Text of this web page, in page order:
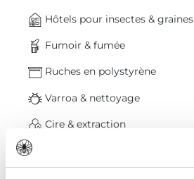
Hôtels pour insectes & graines
Fumoir & fumée
Ruches en polystyrène
Varroa & nettoyage
Cire & extraction